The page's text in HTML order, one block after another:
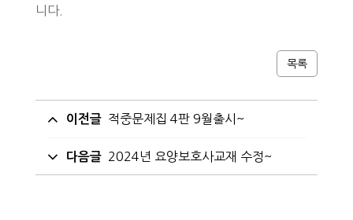
니다.
목록
이전글 적중문제집 4판 9월출시~
다음글 2024년 요양보호사교재 수정~